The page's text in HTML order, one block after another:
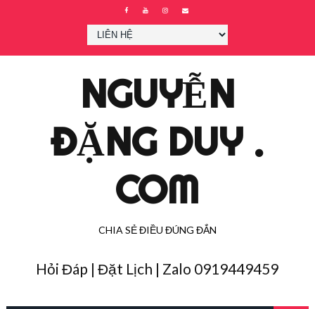
NGUYỄN
ĐẶNG DUY .
COM
CHIA SẺ ĐIỀU ĐÚNG ĐẮN
Hỏi Đáp | Đặt Lịch | Zalo 0919449459